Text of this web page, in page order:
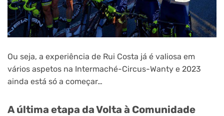
Ou seja, a experiência de Rui Costa já é valiosa em
vários aspetos na Intermaché-Circus-Wanty e 2023
ainda está só a começar…
A última etapa da Volta à Comunidade